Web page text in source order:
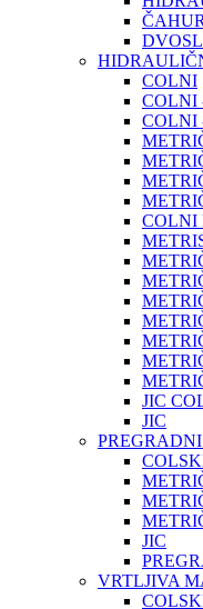
COLNI
COLNI
COLNI
COLNI
JIC
JIC
JIC
VRTLJIVA